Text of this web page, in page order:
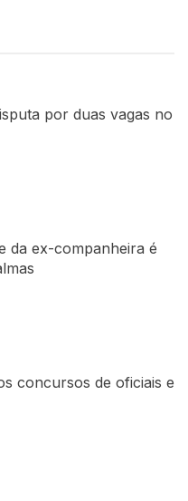
por duas vagas no
da ex-companheira é
concursos de oficiais e